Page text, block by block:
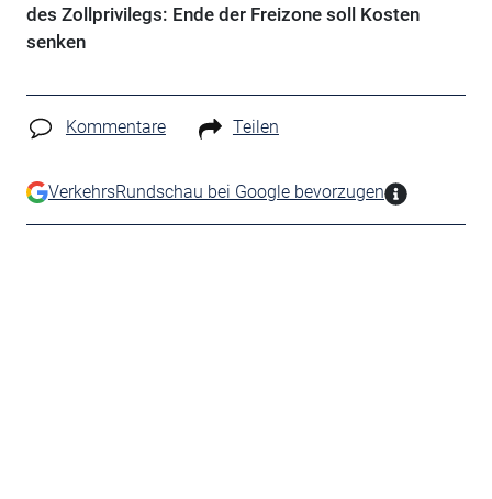
des Zollprivilegs: Ende der Freizone soll Kosten
senken
Kommentare Teilen
VerkehrsRundschau bei Google bevorzugen